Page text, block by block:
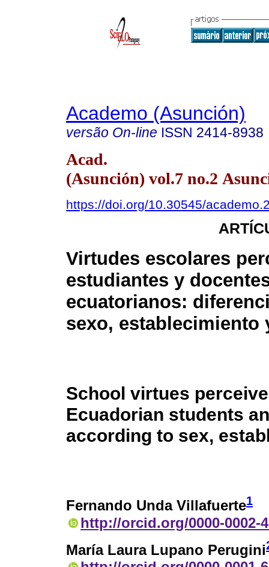
Academo (Asunción)
versão On-line ISSN 2414-8938
Acad.
(Asunción) vol.7 no.2
https://doi.org/10.30545/
Virtudes escolares
estudiantes y
ecuatorianos:
sexo, establecimiento
School virtues
Ecuadorian students
according to sex,
Fernando Unda Villafuerte1
http://orcid.org/0000-0002-
María Laura Lupano Perugini